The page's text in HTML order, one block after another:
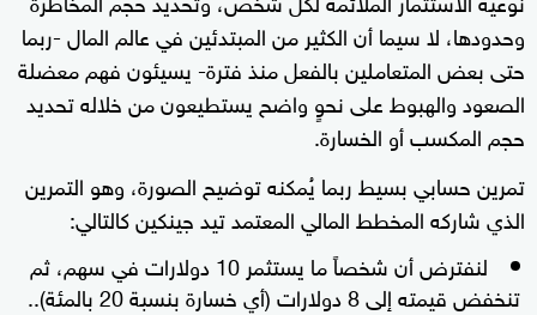
وحدودها، لا سيما أن الكثير من المبتدئين في عالم المال -ربما
حتى بعض المتعاملين بالفعل منذ فترة- يسيئون فهم معضلة
الصعود والهبوط على نحوٍ واضح يستطيعون من خلاله تحديد
حجم المكسب أو الخسارة.
تمرين حسابي بسيط ربما يُمكنه توضيح الصورة، وهو التمرين
الذي شاركه المخطط المالي المعتمد تيد جينكين كالتالي:
لنفترض أن شخصاً ما يستثمر 10 دولارات في سهم، ثم
تنخفض قيمته إلى 8 دولارات (أي خسارة بنسبة 20 بالمئة)..